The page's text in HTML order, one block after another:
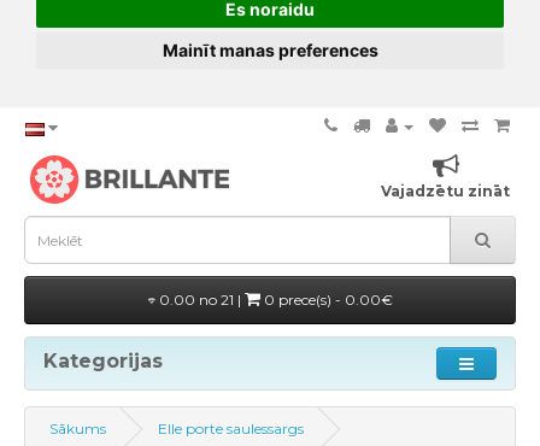
Es noraidu
Mainīt manas preferences
Vajadzētu zināt
0.00 no 21 | 0 prece(s) - 0.00€
Kategorijas
Sākums Elle porte saulessargs